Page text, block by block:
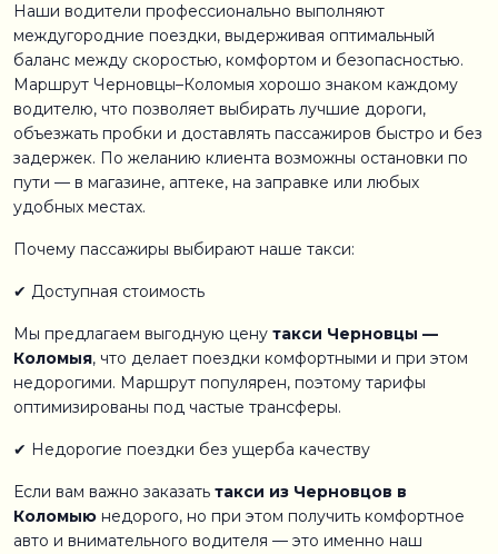
Наши водители профессионально выполняют
междугородние поездки, выдерживая оптимальный
баланс между скоростью, комфортом и безопасностью.
Маршрут Черновцы–Коломыя хорошо знаком каждому
водителю, что позволяет выбирать лучшие дороги,
объезжать пробки и доставлять пассажиров быстро и без
задержек. По желанию клиента возможны остановки по
пути — в магазине, аптеке, на заправке или любых
удобных местах.
Почему пассажиры выбирают наше такси:
✔ Доступная стоимость
Мы предлагаем выгодную цену такси Черновцы —
Коломыя, что делает поездки комфортными и при этом
недорогими. Маршрут популярен, поэтому тарифы
оптимизированы под частые трансферы.
✔ Недорогие поездки без ущерба качеству
Если вам важно заказать такси из Черновцов в
Коломыю недорого, но при этом получить комфортное
авто и внимательного водителя — это именно наш